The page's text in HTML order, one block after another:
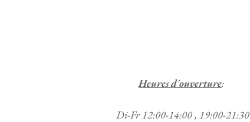
Heures d'ouverture:
Di-Fr 12:00-14:00 , 19:00-21:30